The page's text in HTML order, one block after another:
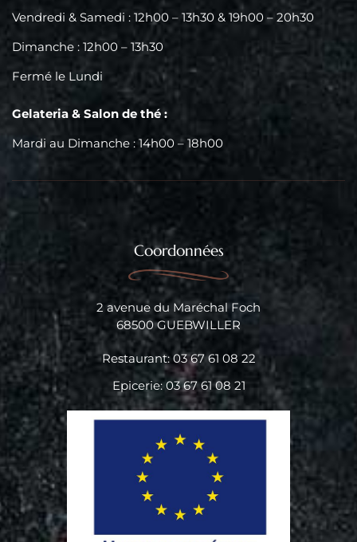
Coordonnées
2 avenue du Maréchal Foch
68500 GUEBWILLER
Restaurant: 03 67 61 08 22
Epicerie: 03 67 61 08 21
Vendredi & Samedi : 12h00 – 13h30 & 19h00 – 20h30
Dimanche : 12h00 – 13h30
Fermé le Lundi
Gelateria & Salon de thé :
Mardi au Dimanche : 14h00 – 18h00